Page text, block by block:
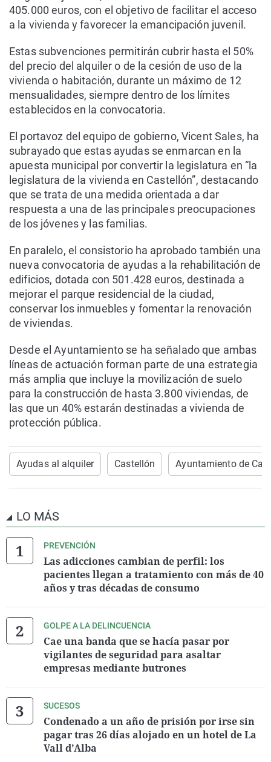
405.000 euros, con el objetivo de facilitar el acceso
a la vivienda y favorecer la emancipación juvenil.
Estas subvenciones permitirán cubrir hasta el 50%
del precio del alquiler o de la cesión de uso de la
vivienda o habitación, durante un máximo de 12
mensualidades, siempre dentro de los límites
establecidos en la convocatoria.
El portavoz del equipo de gobierno, Vicent Sales, ha
subrayado que estas ayudas se enmarcan en la
apuesta municipal por convertir la legislatura en “la
legislatura de la vivienda en Castellón”, destacando
que se trata de una medida orientada a dar
respuesta a una de las principales preocupaciones
de los jóvenes y las familias.
En paralelo, el consistorio ha aprobado también una
nueva convocatoria de ayudas a la rehabilitación de
edificios, dotada con 501.428 euros, destinada a
mejorar el parque residencial de la ciudad,
conservar los inmuebles y fomentar la renovación
de viviendas.
Desde el Ayuntamiento se ha señalado que ambas
líneas de actuación forman parte de una estrategia
más amplia que incluye la movilización de suelo
para la construcción de hasta 3.800 viviendas, de
las que un 40% estarán destinadas a vivienda de
protección pública.
Ayudas al alquiler Castellón Ayuntamiento de
LO MÁS
PREVENCIÓN
Las adicciones cambian de perfil: los
pacientes llegan a tratamiento con más de 40
años y tras décadas de consumo
GOLPE A LA DELINCUENCIA
Cae una banda que se hacía pasar por
vigilantes de seguridad para asaltar
empresas mediante butrones
SUCESOS
Condenado a un año de prisión por irse sin
pagar tras 26 días alojado en un hotel de La
Vall d’Alba